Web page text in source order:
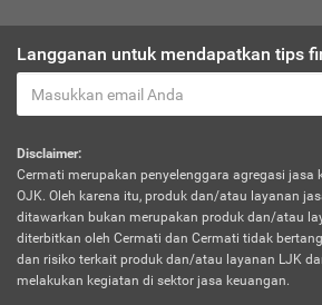
Langganan untuk mendapatkan tips
Disclaimer:
Cermati merupakan penyelenggara agregasi jasa
OJK. Oleh karena itu, produk dan/atau layanan
ditawarkan bukan merupakan produk dan/atau
diterbitkan oleh Cermati dan Cermati tidak
dan risiko terkait produk dan/atau layanan LJK
melakukan kegiatan di sektor jasa keuangan.